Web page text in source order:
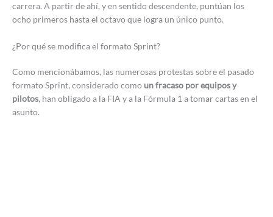
carrera. A partir de ahí, y en sentido descendente, puntúan los
ocho primeros hasta el octavo que logra un único punto.
¿Por qué se modifica el formato Sprint?
Como mencionábamos, las numerosas protestas sobre el pasado
formato Sprint, considerado como un fracaso por equipos y
pilotos, han obligado a la FIA y a la Fórmula 1 a tomar cartas en el
asunto.